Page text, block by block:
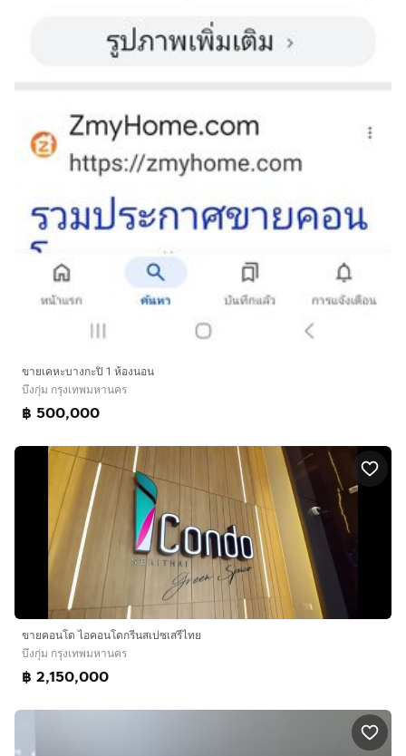
ขายเคหะบางกะปิ 1 ห้องนอน
บึงกุ่ม กรุงเทพมหานคร
฿ 500,000
ขายคอนโด ไอคอนโดกรีนสเปซเสรีไทย
บึงกุ่ม กรุงเทพมหานคร
฿ 2,150,000